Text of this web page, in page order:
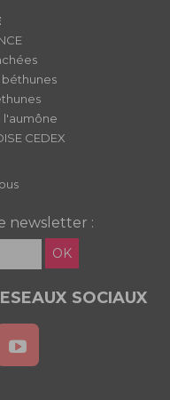
l'aumône
CEDEX
newsletter :
OK
SOCIAUX